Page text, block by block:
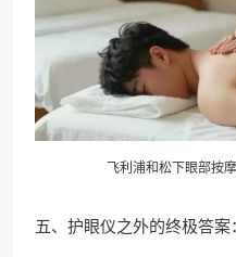
飞利浦和松下眼部按
五、护眼仪之外的终极答